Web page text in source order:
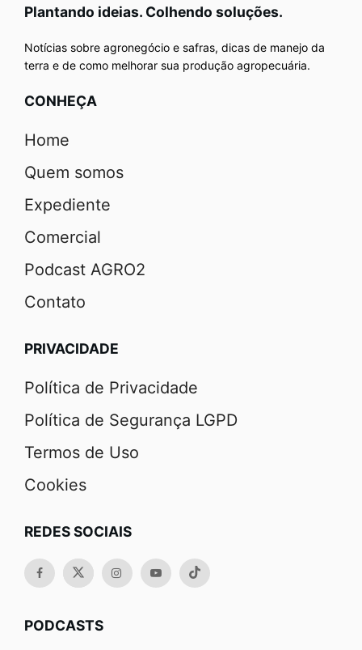
Plantando ideias. Colhendo soluções.
Notícias sobre agronegócio e safras, dicas de manejo da
terra e de como melhorar sua produção agropecuária.
CONHEÇA
Home
Quem somos
Expediente
Comercial
Podcast AGRO2
Contato
PRIVACIDADE
Política de Privacidade
Política de Segurança LGPD
Termos de Uso
Cookies
REDES SOCIAIS
PODCASTS